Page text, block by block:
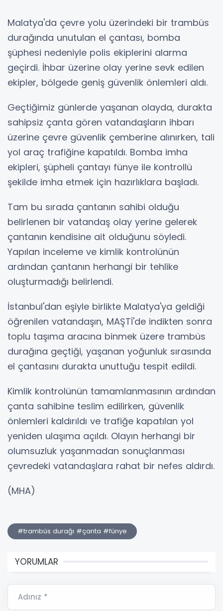
Malatya'da çevre yolu üzerindeki bir trambüs
durağında unutulan el çantası, bomba
şüphesi nedeniyle polis ekiplerini alarma
geçirdi. İhbar üzerine olay yerine sevk edilen
ekipler, bölgede geniş güvenlik önlemleri aldı.
Geçtiğimiz günlerde yaşanan olayda, durakta
sahipsiz çanta gören vatandaşların ihbarı
üzerine çevre güvenlik çemberine alınırken, tali
yol araç trafiğine kapatıldı. Bomba imha
ekipleri, şüpheli çantayı fünye ile kontrollü
şekilde imha etmek için hazırlıklara başladı.
Tam bu sırada çantanın sahibi olduğu
belirlenen bir vatandaş olay yerine gelerek
çantanın kendisine ait olduğunu söyledi.
Yapılan inceleme ve kimlik kontrolünün
ardından çantanın herhangi bir tehlike
oluşturmadığı belirlendi.
İstanbul'dan eşiyle birlikte Malatya'ya geldiği
öğrenilen vatandaşın, MAŞTİ'de indikten sonra
toplu taşıma aracına binmek üzere trambüs
durağına geçtiği, yaşanan yoğunluk sırasında
el çantasını durakta unuttuğu tespit edildi.
Kimlik kontrolünün tamamlanmasının ardından
çanta sahibine teslim edilirken, güvenlik
önlemleri kaldırıldı ve trafiğe kapatılan yol
yeniden ulaşıma açıldı. Olayın herhangi bir
olumsuzluk yaşanmadan sonuçlanması
çevredeki vatandaşlara rahat bir nefes aldırdı.
(MHA)
#trambüs durağı #çanta #fünye
YORUMLAR
Adınız *